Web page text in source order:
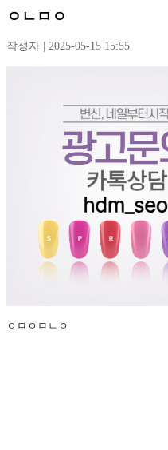
ㅇㄴㅁㅇ
작성자 | 2025-05-15 15:55
ㅇㅁㅇㅁㄴㅇ